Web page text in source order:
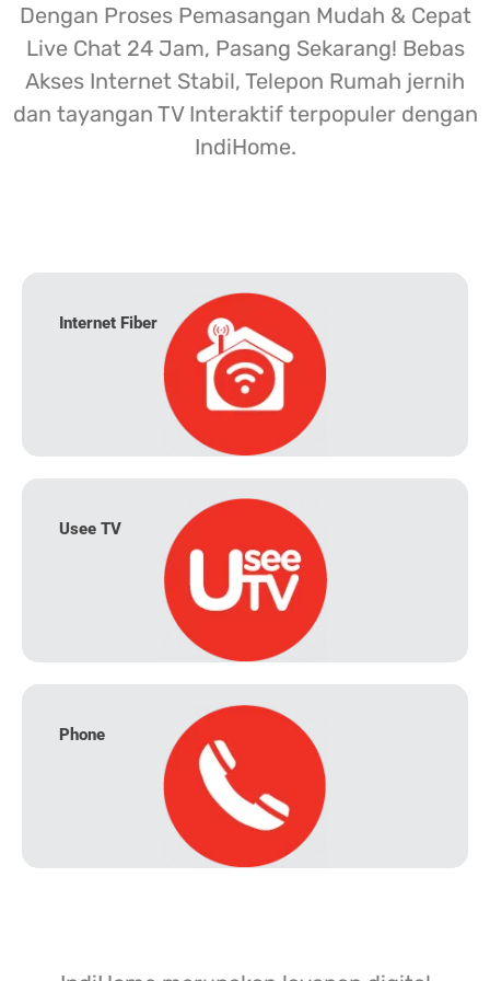
Dengan Proses Pemasangan Mudah & Cepat
Live Chat 24 Jam, Pasang Sekarang! Bebas
Akses Internet Stabil, Telepon Rumah jernih
dan tayangan TV Interaktif terpopuler dengan
IndiHome.
Internet Fiber
Usee TV
Phone